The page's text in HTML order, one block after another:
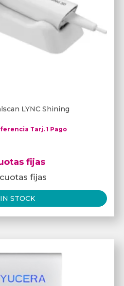
LYNC Shining
Tarj. 1 Pago
fijas
fijas
STOCK